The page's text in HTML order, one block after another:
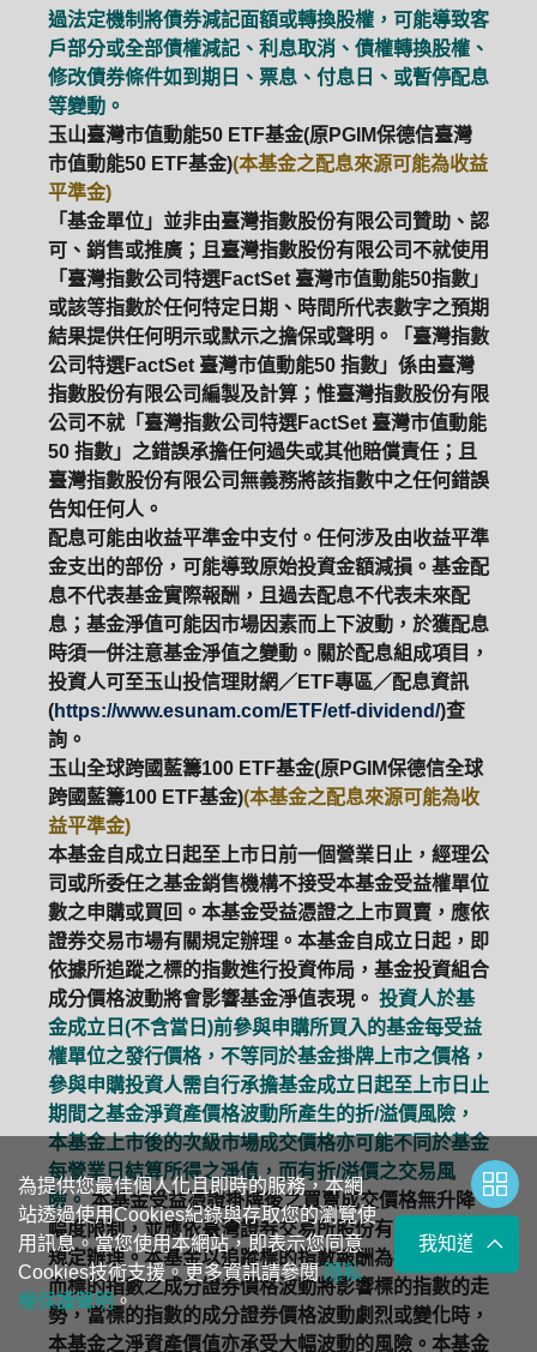
過法定機制將債券減記面額或轉換股權，可能導致客
戶部分或全部債權減記、利息取消、債權轉換股權、
修改債券條件如到期日、票息、付息日、或暫停配息
等變動。
玉山臺灣市值動能50 ETF基金(原PGIM保德信臺灣
市值動能50 ETF基金)(本基金之配息來源可能為收益
平準金)
「基金單位」並非由臺灣指數股份有限公司贊助、認
可、銷售或推廣；且臺灣指數股份有限公司不就使用
「臺灣指數公司特選FactSet 臺灣市值動能50指數」
或該等指數於任何特定日期、時間所代表數字之預期
結果提供任何明示或默示之擔保或聲明。「臺灣指數
公司特選FactSet 臺灣市值動能50 指數」係由臺灣
指數股份有限公司編製及計算；惟臺灣指數股份有限
公司不就「臺灣指數公司特選FactSet 臺灣市值動能
50 指數」之錯誤承擔任何過失或其他賠償責任；且
臺灣指數股份有限公司無義務將該指數中之任何錯誤
告知任何人。
配息可能由收益平準金中支付。任何涉及由收益平準
金支出的部份，可能導致原始投資金額減損。基金配
息不代表基金實際報酬，且過去配息不代表未來配
息；基金淨值可能因市場因素而上下波動，於獲配息
時須一併注意基金淨值之變動。關於配息組成項目，
投資人可至玉山投信理財網／ETF專區／配息資訊
(https://www.esunam.com/ETF/etf-dividend/)查
詢。
玉山全球跨國藍籌100 ETF基金(原PGIM保德信全球
跨國藍籌100 ETF基金)(本基金之配息來源可能為收
益平準金)
本基金自成立日起至上市日前一個營業日止，經理公
司或所委任之基金銷售機構不接受本基金受益權單位
數之申購或買回。本基金受益憑證之上市買賣，應依
證券交易市場有關規定辦理。本基金自成立日起，即
依據所追蹤之標的指數進行投資佈局，基金投資組合
成分價格波動將會影響基金淨值表現。 投資人於基
金成立日(不含當日)前參與申購所買入的基金每受益
權單位之發行價格，不等同於基金掛牌上市之價格，
參與申購投資人需自行承擔基金成立日起至上市日止
期間之基金淨資產價格波動所產生的折/溢價風險，
本基金上市後的次級市場成交價格亦可能不同於基金
每營業日結算所得之淨值，而有折/溢價之交易風
險。本基金受益憑證掛牌後之買賣成交價格無升降
幅度限制，並應依臺灣證券交易所股份有限公司有關
規定辦理。本基金以追蹤標的指數報酬為操作目標，
而標的指數之成分證券價格波動將影響標的指數的走
勢，當標的指數的成分證券價格波動劇烈或變化時，
本基金之淨資產價值亦承受大幅波動的風險。本基金
為提供您最佳個人化且即時的服務，本網
站透過使用Cookies紀錄與存取您的瀏覽使
用訊息。當您使用本網站，即表示您同意
Cookies技術支援。更多資訊請參閱隱私
權保護聲明。
我知道了